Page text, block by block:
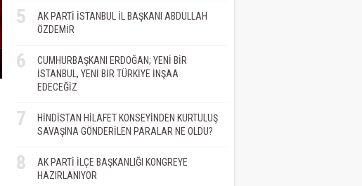
5
AK PARTİ İSTANBUL İL BAŞKANI ABDULLAH
ÖZDEMİR
6
CUMHURBAŞKANI ERDOĞAN; YENİ BİR
İSTANBUL, YENİ BİR TÜRKİYE İNŞAA
EDECEĞİZ
7
HİNDİSTAN HİLAFET KONSEYİNDEN KURTULUŞ
SAVAŞINA GÖNDERİLEN PARALAR NE OLDU?
8
AK PARTİ İLÇE BAŞKANLIĞI KONGREYE
HAZIRLANIYOR
RAHMET NEDİR?
İmdat Demir
AHİLİK